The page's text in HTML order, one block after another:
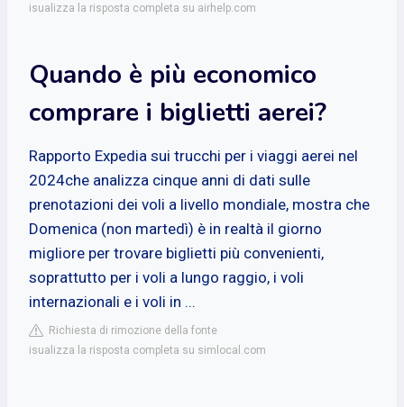
isualizza la risposta completa su airhelp.com
Quando è più economico
comprare i biglietti aerei?
‍Rapporto Expedia sui trucchi per i viaggi aerei nel
2024che analizza cinque anni di dati sulle
prenotazioni dei voli a livello mondiale, mostra che
Domenica (non martedì) è in realtà il giorno
migliore per trovare biglietti più convenienti,
soprattutto per i voli a lungo raggio, i voli
internazionali e i voli in ...
Richiesta di rimozione della fonte
isualizza la risposta completa su simlocal.com